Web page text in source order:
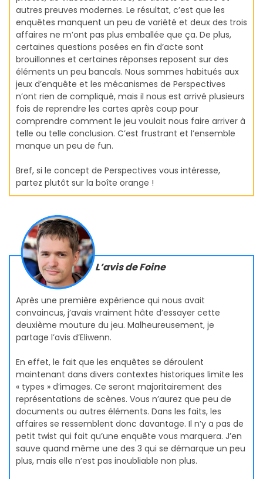
autres preuves modernes. Le résultat, c’est que les
enquêtes manquent un peu de variété et deux des trois
affaires ne m’ont pas plus emballée que ça. De plus,
certaines questions posées en fin d’acte sont
brouillonnes et certaines réponses reposent sur des
éléments un peu bancals. Nous sommes habitués aux
jeux d’enquête et les mécanismes de Perspectives
n’ont rien de compliqué, mais il nous est arrivé plusieurs
fois de reprendre les cartes après coup pour
comprendre comment le jeu voulait nous faire arriver à
telle ou telle conclusion. C’est frustrant et l’ensemble
manque un peu de fun.
Bref, si le concept de Perspectives vous intéresse,
partez plutôt sur la boîte orange !
L’avis de Foine
Après une première expérience qui nous avait
convaincus, j’avais vraiment hâte d’essayer cette
deuxième mouture du jeu. Malheureusement, je
partage l’avis d’Eliwenn.
En effet, le fait que les enquêtes se déroulent
maintenant dans divers contextes historiques limite les
« types » d’images. Ce seront majoritairement des
représentations de scènes. Vous n’aurez que peu de
documents ou autres éléments. Dans les faits, les
affaires se ressemblent donc davantage. Il n’y a pas de
petit twist qui fait qu’une enquête vous marquera. J’en
sauve quand même une des 3 qui se démarque un peu
plus, mais elle n’est pas inoubliable non plus.